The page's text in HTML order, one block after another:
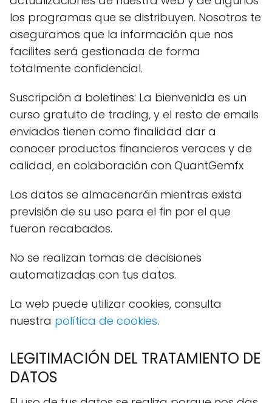
los programas que se distribuyen. Nosotros te
aseguramos que la información que nos
facilites será gestionada de forma
totalmente confidencial.
Suscripción a boletines: La bienvenida es un
curso gratuito de trading, y el resto de emails
enviados tienen como finalidad dar a
conocer productos financieros veraces y de
calidad, en colaboración con QuantGemfx
Los datos se almacenarán mientras exista
previsión de su uso para el fin por el que
fueron recabados.
No se realizan tomas de decisiones
automatizadas con tus datos.
La web puede utilizar cookies, consulta
nuestra política de cookies.
LEGITIMACIÓN DEL TRATAMIENTO DE
DATOS